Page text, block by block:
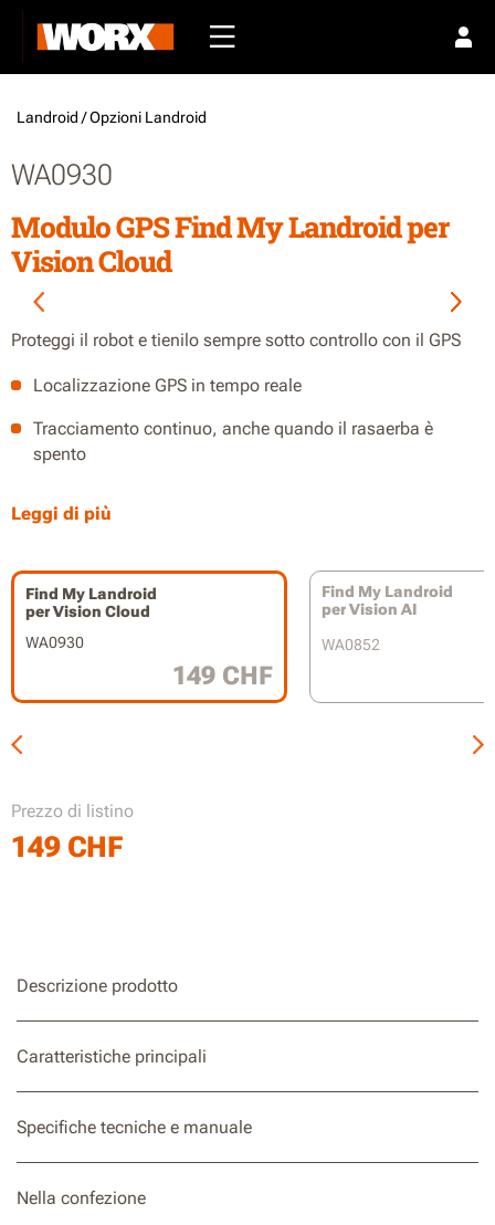
Landroid /Opzioni Landroid
WA0930
Modulo GPS Find My Landroid per
Vision Cloud
Proteggi il robot e tienilo sempre sotto controllo con il GPS
Localizzazione GPS in tempo reale
Tracciamento continuo, anche quando il rasaerba è
spento
impostati
Blocco remoto tramite app per prevenire utilizzi non
autorizzati
Leggi di più
Find My Landroid
per Vision Cloud
WA0930
149 CHF
Find My Landroid
per Vision AI
WA0852
Prezzo di listino
149 CHF
Descrizione prodotto
Caratteristiche principali
Specifiche tecniche e manuale
Nella confezione